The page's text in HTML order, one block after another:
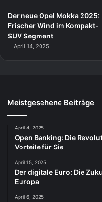
Der neue Opel Mokka 2025:
Frischer Wind im Kompakt-
SUV Segment
April 14, 2025
Meistgesehene Beiträge
April 4, 2025
Open Banking: Die
Vorteile für Sie
April 15, 2025
Der digitale Euro: Die
Europa
April 6, 2025